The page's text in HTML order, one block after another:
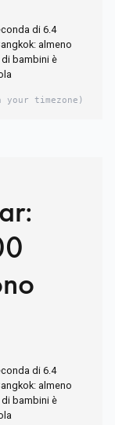
di 6.4
almeno
bambini è
timezone)
di 6.4
almeno
bambini è